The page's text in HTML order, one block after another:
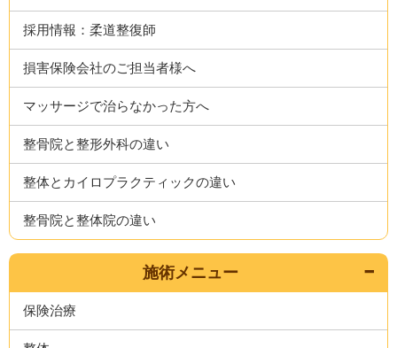
採用情報：柔道整復師
損害保険会社のご担当者様へ
マッサージで治らなかった方へ
整骨院と整形外科の違い
整体とカイロプラクティックの違い
整骨院と整体院の違い
施術メニュー
保険治療